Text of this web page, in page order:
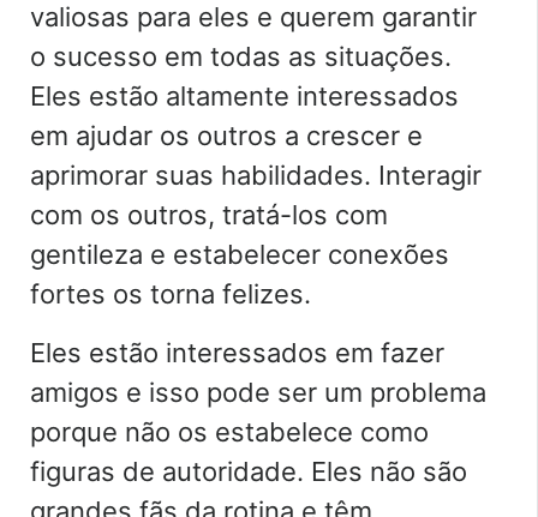
valiosas para eles e querem garantir
o sucesso em todas as situações.
Eles estão altamente interessados
em ajudar os outros a crescer e
aprimorar suas habilidades. Interagir
com os outros, tratá-los com
gentileza e estabelecer conexões
fortes os torna felizes.
Eles estão interessados em fazer
amigos e isso pode ser um problema
porque não os estabelece como
figuras de autoridade. Eles não são